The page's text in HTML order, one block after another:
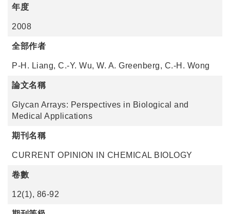
年度
2008
全部作者
P-H. Liang, C.-Y. Wu, W. A. Greenberg, C.-H. Wong
論文名稱
Glycan Arrays: Perspectives in Biological and
Medical Applications
期刊名稱
CURRENT OPINION IN CHEMICAL BIOLOGY
卷數
12(1), 86-92